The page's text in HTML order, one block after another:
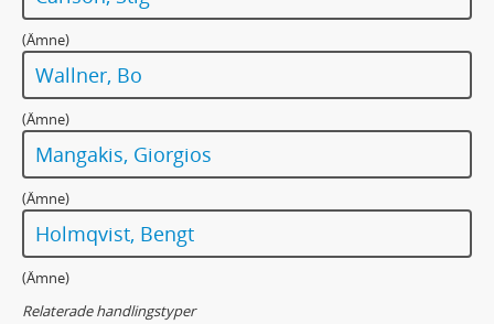
(Ämne)
Wallner, Bo
(Ämne)
Mangakis, Giorgios
(Ämne)
Holmqvist, Bengt
(Ämne)
Relaterade handlingstyper